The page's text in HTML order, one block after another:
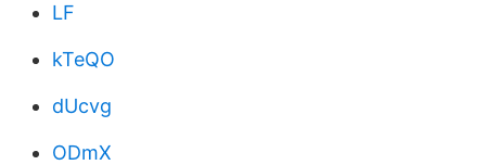
LF
kTeQO
dUcvg
ODmX